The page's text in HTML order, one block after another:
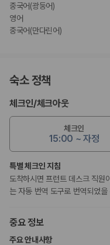
중국어(광둥어)
영어
중국어(만다린어)
숙소 정책
체크인/체크아웃
체크인
15:00 ~ 자정
특별 체크인 지침
도착하시면 프런트 데스크 직원
는 자동 번역 도구로 번역되었을
중요 정보
주요 안내사항